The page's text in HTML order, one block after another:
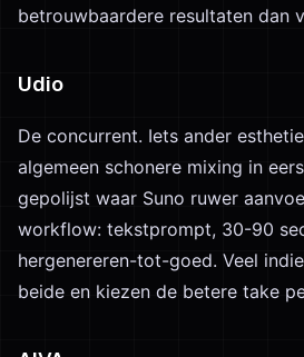
betrouwbaardere resultaten dan
Udio
De concurrent. Iets ander
algemeen schonere mixing in
gepolijst waar Suno ruwer
workflow: tekstprompt, 30-90
hergenereren-tot-goed. Veel
beide en kiezen de betere take